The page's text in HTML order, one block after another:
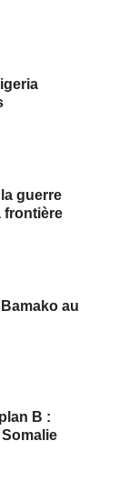
guerre
frontière
au
B :